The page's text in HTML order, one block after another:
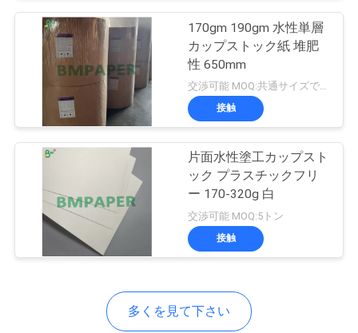
Coucheのペーパー
両面板をコーティ
ング
257
170gm 190gm 水性単層
カップストック紙 堆肥
性 650mm
交渉可能 MOQ:共通サイズで1トン、特別なサイズで10トン
接触
片面水性塗工カップスト
ック プラスチックフリ
ー 170-320g 白
交渉可能 MOQ:5トン
接触
多くを見て下さい